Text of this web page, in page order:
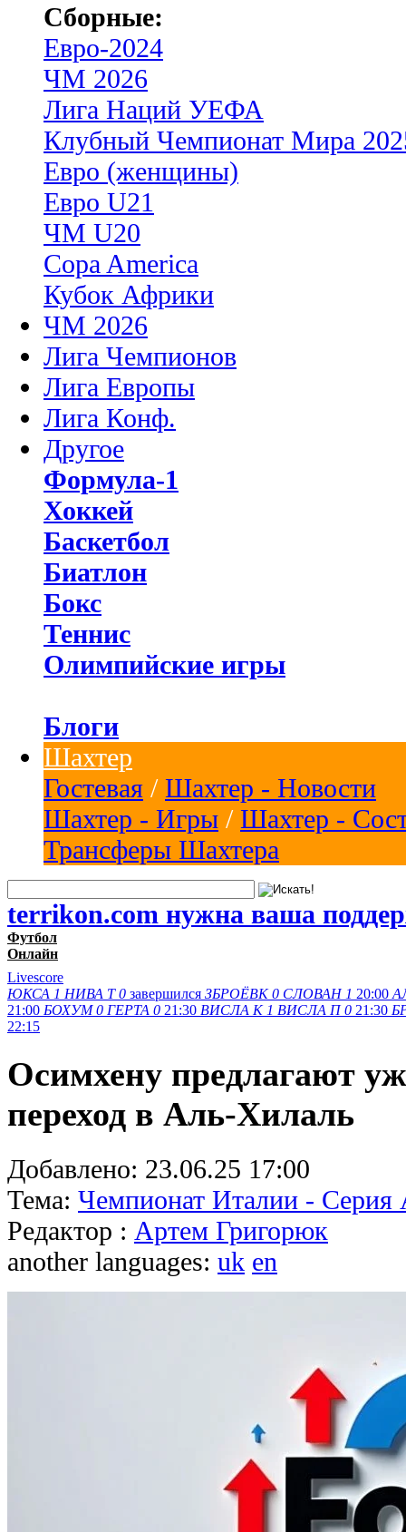
Сборные:
Евро-2024
ЧМ 2026
Лига Наций УЕФА
Клубный Чемпионат Мира
Евро (женщины)
Евро U21
ЧМ U20
Copa America
Кубок Африки
ЧМ 2026
Лига Чемпионов
Лига Европы
Лига Конф.
Другое
Формула-1
Хоккей
Баскетбол
Биатлон
Бокс
Теннис
Олимпийские игры
Блоги
Шахтер
Гостевая / Шахтер - Новости
Шахтер - Игры / Шахтер -
Трансферы Шахтера
terrikon.com нужна ваша
Футбол
Онлайн
Livescore
ЮКСА 1 НИВА Т 0 завершился ЗБРОЁВК 0 СЛОВАН 1 20:00
21:00 БОХУМ 0 ГЕРТА 0 21:30 ВИСЛА K 1 ВИСЛА П 0 21:30
22:15
Осимхену предлагают
переход в Аль-Хилаль
Добавлено: 23.06.25 17:00
Тема: Чемпионат Италии - Серия
Редактор : Артем Григорюк
another languages: uk en